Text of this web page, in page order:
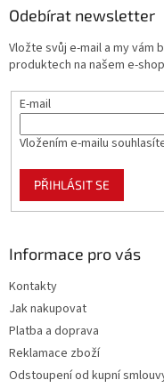
Odebírat newsletter
Vložte svůj e-mail a my vám
produktech na našem e-
E-mail
Vložením e-mailu
PŘIHLÁSIT SE
Informace pro vás
Kontakty
Jak nakupovat
Platba a doprava
Reklamace zboží
Odstoupení od kupní